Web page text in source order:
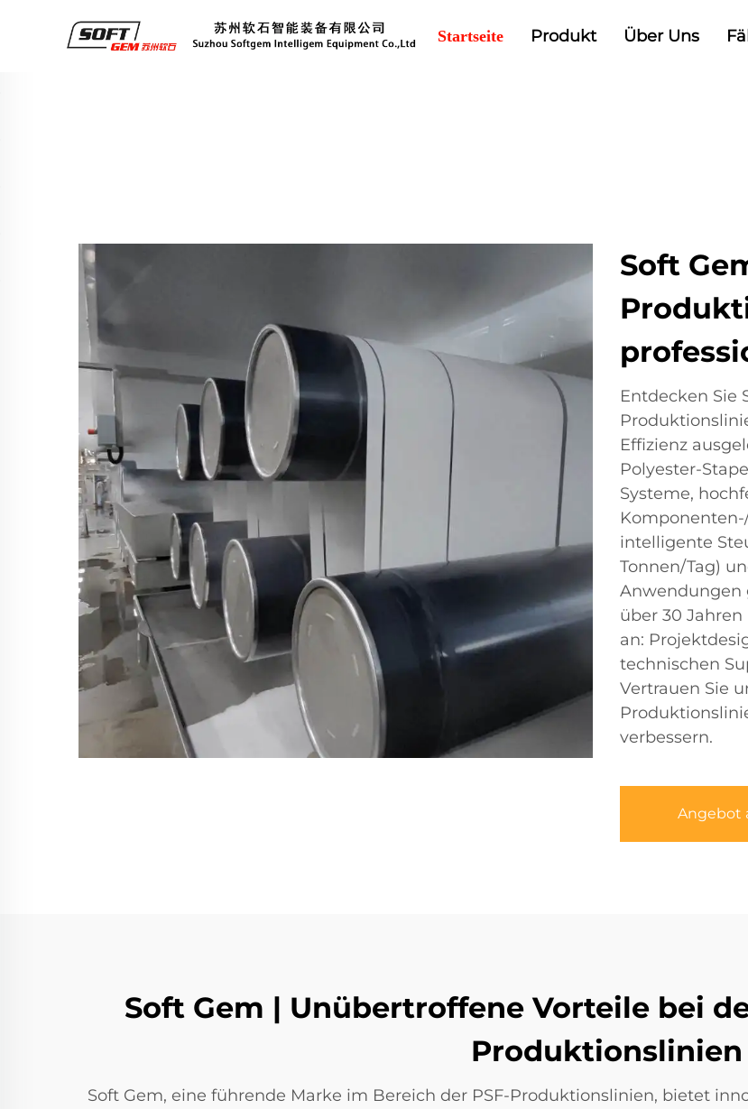
Startseite Produkt Über Uns
Soft
Entdecken Sie
Effizienz
Polyester-
Systeme,
intelligente
Tonnen/Tag)
Anwendungen
über 30
an:
technischen
Vertrauen Sie
verbessern.
Angebot
Soft Gem | Unübertroffene Vorteile bei
Produktionslinien
Soft Gem, eine führende Marke im Bereich der PSF-Produktionslinien, bietet